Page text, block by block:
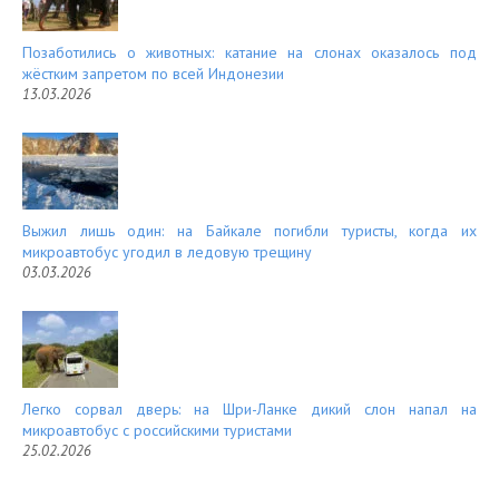
Позаботились о животных: катание на слонах оказалось под
жёстким запретом по всей Индонезии
13.03.2026
Выжил лишь один: на Байкале погибли туристы, когда их
микроавтобус угодил в ледовую трещину
03.03.2026
Легко сорвал дверь: на Шри-Ланке дикий слон напал на
микроавтобус с российскими туристами
25.02.2026